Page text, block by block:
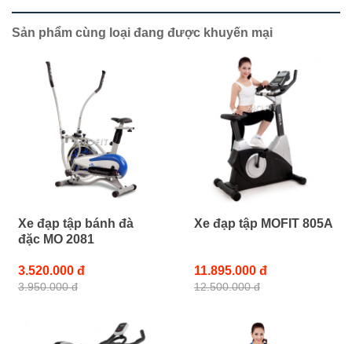
Sản phẩm cùng loại đang được khuyến mại
Xe đạp tập bánh đà
đặc MO 2081
3.520.000 đ
3.950.000 đ
Xe đạp tập MOFIT 805A
11.895.000 đ
12.500.000 đ